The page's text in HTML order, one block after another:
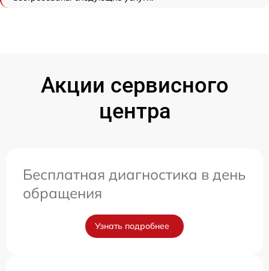
Акции сервисного
центра
Бесплатная диагностика в день
обращения
Узнать подробнее